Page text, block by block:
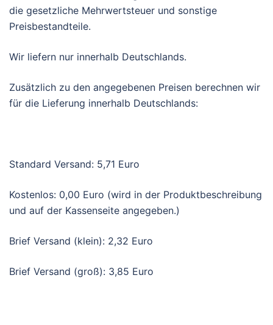
die gesetzliche Mehrwertsteuer und sonstige
Preisbestandteile.
Wir liefern nur innerhalb Deutschlands.
Zusätzlich zu den angegebenen Preisen berechnen wir
für die Lieferung innerhalb Deutschlands:
Standard Versand: 5,71 Euro
Kostenlos: 0,00 Euro (wird in der Produktbeschreibung
und auf der Kassenseite angegeben.)
Brief Versand (klein): 2,32 Euro
Brief Versand (groß): 3,85 Euro